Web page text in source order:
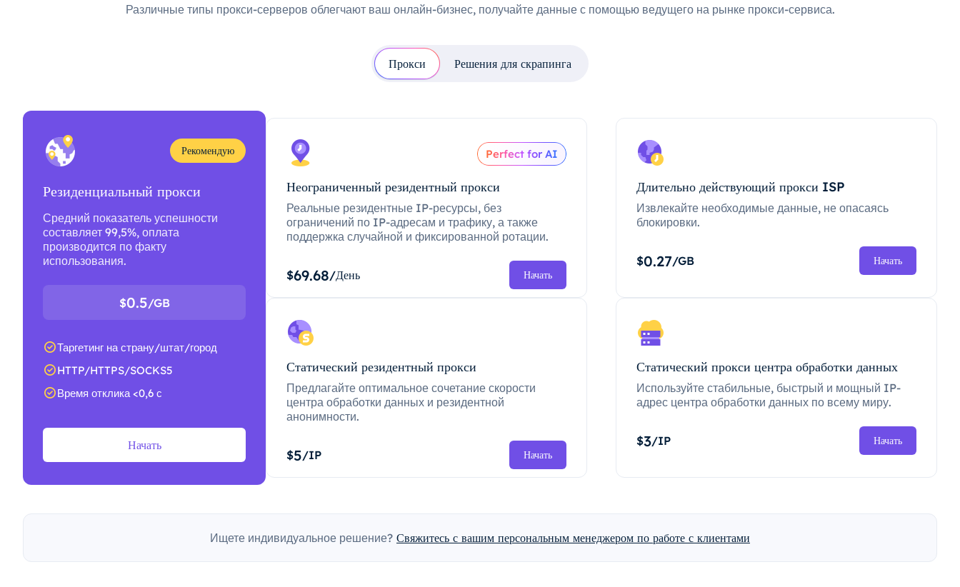
Различные типы прокси-серверов облегчают ваш онлайн-бизнес, получайте данные с помощью ведущего на рынке прокси-сервиса.
Прокси Решения для скрапинга
Рекомендую
Резиденциальный прокси
Средний показатель успешности
составляет 99,5%, оплата
производится по факту
использования.
$0.5/GB
Таргетинг на страну/штат/город
HTTP/HTTPS/SOCKS5
Время отклика <0,6 с
Начать
Perfect for AI
Неограниченный резидентный прокси
Реальные резидентные IP-ресурсы, без
ограничений по IP-адресам и трафику, а также
поддержка случайной и фиксированной ротации.
$69.68/День Начать
Длительно действующий прокси ISP
Извлекайте необходимые данные, не опасаясь
блокировки.
$0.27/GB Начать
Статический резидентный прокси
Предлагайте оптимальное сочетание скорости
центра обработки данных и резидентной
анонимности.
$5/IP Начать
Статический прокси центра обработки данных
Используйте стабильные, быстрый и мощный IP-
адрес центра обработки данных по всему миру.
$3/IP Начать
Ищете индивидуальное решение? Свяжитесь с вашим персональным менеджером по работе с клиентами